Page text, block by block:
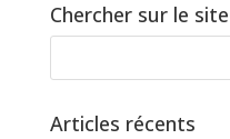
Chercher sur le site
Articles récents